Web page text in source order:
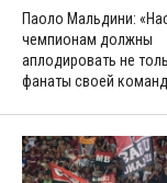
Паоло Мальдини:
чемпионам должны
аплодировать не
фанаты своей